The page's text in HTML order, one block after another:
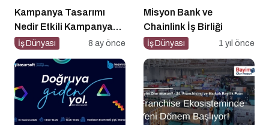
Kampanya Tasarımı
Nedir Etkili Kampanya
Tasarımı İçin 10 Altın
İş Dünyası 8 ay önce
Misyon Bank ve
Chainlink İş Birliği
İş Dünyası 1 yıl önce